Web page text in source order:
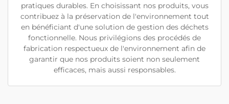
pratiques durables. En choisissant nos produits, vous
contribuez à la préservation de l'environnement tout
en bénéficiant d'une solution de gestion des déchets
fonctionnelle. Nous privilégions des procédés de
fabrication respectueux de l'environnement afin de
garantir que nos produits soient non seulement
efficaces, mais aussi responsables.